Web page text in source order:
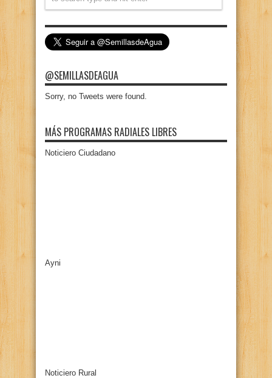
@SEMILLASDEAGUA
Sorry, no Tweets were found.
MÁS PROGRAMAS RADIALES LIBRES
Noticiero Ciudadano
Ayni
Noticiero Rural